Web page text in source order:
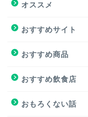
オススメ
おすすめサイト
おすすめ商品
おすすめ飲食店
おもろくない話